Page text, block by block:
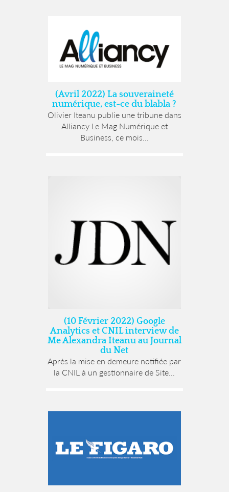
(Avril 2022) La souveraineté
numérique, est-ce du blabla ?
Olivier Iteanu publie une tribune dans
Alliancy Le Mag Numérique et
Business, ce mois...
(10 Février 2022) Google
Analytics et CNIL interview de
Me Alexandra Iteanu au Journal
du Net
Après la mise en demeure notifiée par
la CNIL à un gestionnaire de Site...